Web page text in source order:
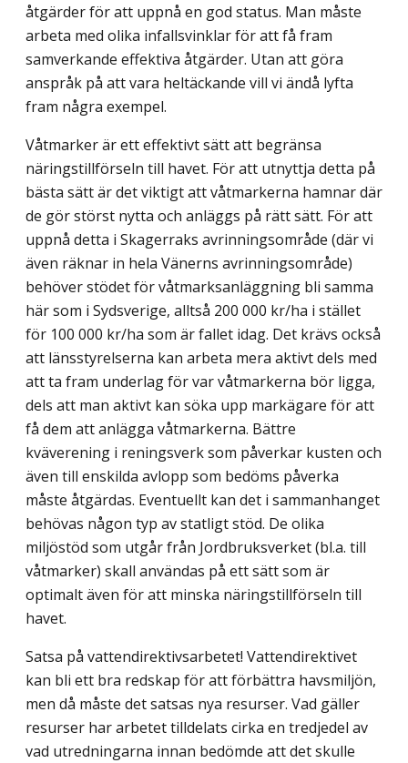
åtgärder för att uppnå en god status. Man måste
arbeta med olika infallsvinklar för att få fram
samverkande effektiva åtgärder. Utan att göra
anspråk på att vara heltäckande vill vi ändå lyfta
fram några exempel.
Våtmarker är ett effektivt sätt att begränsa
näringstillförseln till havet. För att utnyttja detta på
bästa sätt är det viktigt att våtmarkerna hamnar där
de gör störst nytta och anläggs på rätt sätt. För att
uppnå detta i Skagerraks avrinningsområde (där vi
även räknar in hela Vänerns avrinningsområde)
behöver stödet för våtmarksanläggning bli samma
här som i Sydsverige, alltså 200 000 kr/ha i stället
för 100 000 kr/ha som är fallet idag. Det krävs också
att länsstyrelserna kan arbeta mera aktivt dels med
att ta fram underlag för var våtmarkerna bör ligga,
dels att man aktivt kan söka upp markägare för att
få dem att anlägga våtmarkerna. Bättre
kväverening i reningsverk som påverkar kusten och
även till enskilda avlopp som bedöms påverka
måste åtgärdas. Eventuellt kan det i sammanhanget
behövas någon typ av statligt stöd. De olika
miljöstöd som utgår från Jordbruksverket (bl.a. till
våtmarker) skall användas på ett sätt som är
optimalt även för att minska näringstillförseln till
havet.
Satsa på vattendirektivsarbetet! Vattendirektivet
kan bli ett bra redskap för att förbättra havsmiljön,
men då måste det satsas nya resurser. Vad gäller
resurser har arbetet tilldelats cirka en tredjedel av
vad utredningarna innan bedömde att det skulle